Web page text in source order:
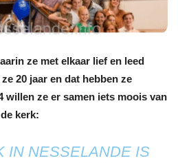
ze met elkaar lief en leed
20 jaar en dat hebben ze
willen ze er samen iets moois van
kerk:
IN NESSELANDE IS